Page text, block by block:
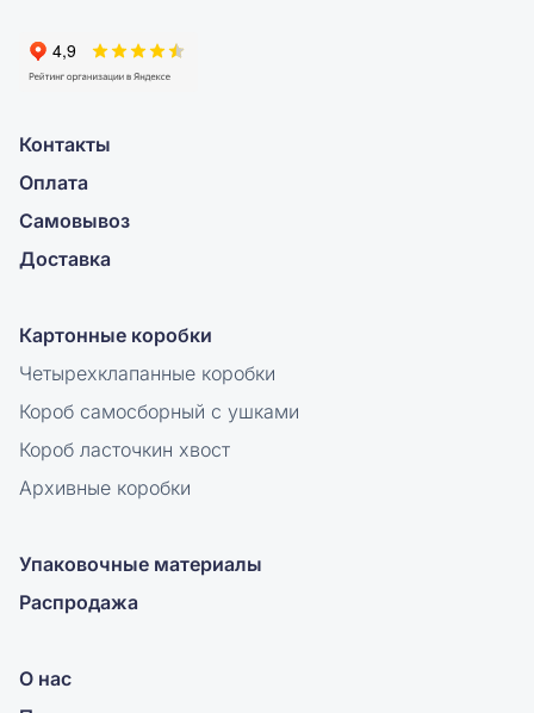
Контакты
Оплата
Самовывоз
Доставка
Картонные коробки
Четырехклапанные коробки
Короб самосборный с ушками
Короб ласточкин хвост
Архивные коробки
Упаковочные материалы
Распродажа
О нас